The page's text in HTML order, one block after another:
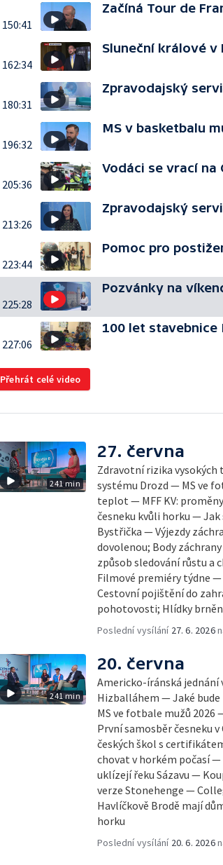
150:41
Začíná Tour de
162:34
Sluneční králové v
180:31
Zpravodajský
196:32
MS v basketbalu
205:36
Vodáci se vrací
213:26
Zpravodajský
223:44
Pomoc pro
225:28
Pozvánky na
227:06
100 let stavebnice
Přehrát celé video
241 min
27. června
Zdravotní rizika
systému Drozd — MS ve
teplot — MFF KV:
česneku kvůli horku —
Bystřička — Výjezdy
dovolenou; Body
způsob sledování růstu a
Filmové premiéry týdne
Cestovní pojištění do
pohotovosti; Hlídky
Poslední vysílání 27. 6. 2026
241 min
20. června
Americko-íránská jednání
Hizballáhem — Jaké bude
MS ve fotbale mužů 2026
První samosběr česneku
českých škol s
chovat v horkém počasí
uklízejí řeku Sázavu —
verze Stonehenge —
Havlíčkově Brodě mají
horku
Poslední vysílání 20. 6. 2026